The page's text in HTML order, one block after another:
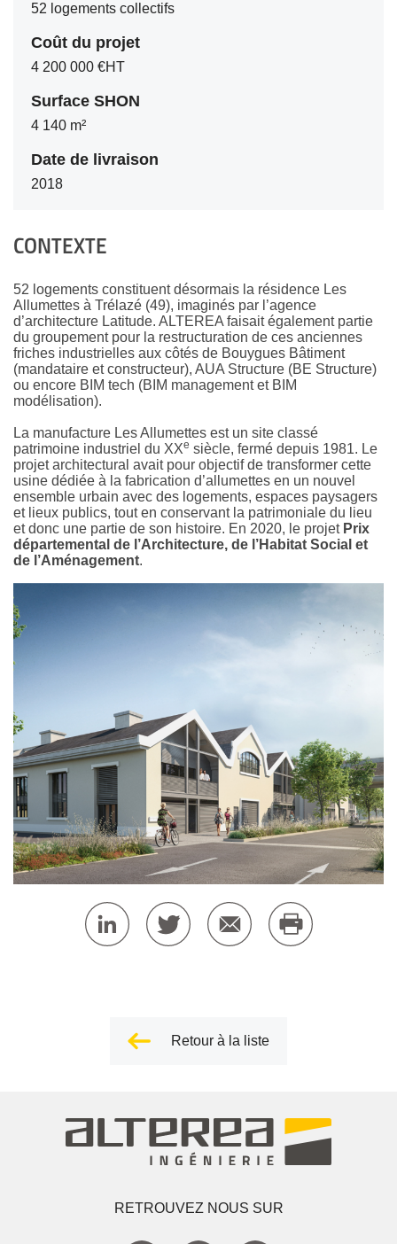
52 logements collectifs
Coût du projet
4 200 000 €HT
Surface SHON
4 140 m²
Date de livraison
2018
CONTEXTE
52 logements constituent désormais la résidence Les
Allumettes à Trélazé (49), imaginés par l’agence
d’architecture Latitude. ALTEREA faisait également partie
du groupement pour la restructuration de ces anciennes
friches industrielles aux côtés de Bouygues Bâtiment
(mandataire et constructeur), AUA Structure (BE Structure)
ou encore BIM tech (BIM management et BIM
modélisation).
La manufacture Les Allumettes est un site classé
patrimoine industriel du XXe siècle, fermé depuis 1981. Le
projet architectural avait pour objectif de transformer cette
usine dédiée à la fabrication d’allumettes en un nouvel
ensemble urbain avec des logements, espaces paysagers
et lieux publics, tout en conservant la patrimoniale du lieu
et donc une partie de son histoire. En 2020, le projet Prix
départemental de l’Architecture, de l’Habitat Social et
de l’Aménagement.
Retour à la liste
RETROUVEZ NOUS SUR